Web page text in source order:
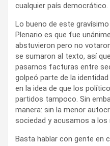
cualquier país democrático.
Lo bueno de este
Plenario es que fue
abstuvieron pero no
se sumaron al texto, así
pasarnos facturas entre
golpeó parte de la
en la idea de que los
partidos tampoco. Sin
manera: sin la menor
sociedad y acusamos a los
Basta hablar con gente en